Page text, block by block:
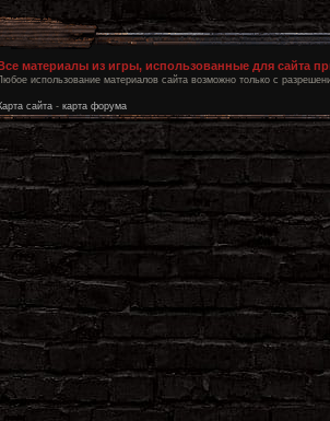
материалы из игры, использованные для сайта
использование материалов сайта возможно только с
сайта - карта форума